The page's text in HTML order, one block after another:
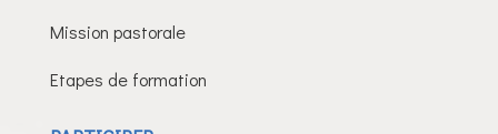
Mission pastorale
Etapes de formation